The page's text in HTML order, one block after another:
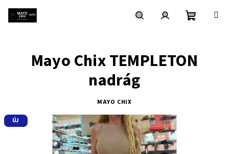
Mayo Chix TEMPLETON
nadrág
MAYO CHIX
ÚJ